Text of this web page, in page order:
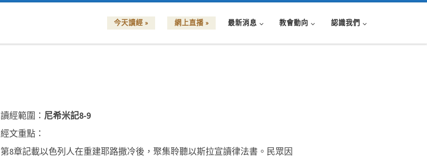
今天讀經 » 網上直播 » 最新消息 教會動向 認識我們
讀經範圍： 尼希米記8-9
經文重點：
第8章記載以色列人在重建耶路撒冷後，聚集聆聽以斯拉宣讀律法書。民眾因